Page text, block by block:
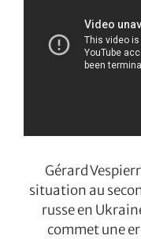
Gérard
situation au
russe en
commet une